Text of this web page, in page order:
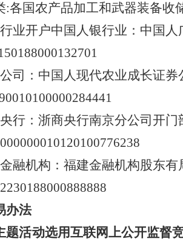
:各国农产品加工和武器装备收
业开户中国人银行业：中国
司：中国人现代农业成长证
行：浙商央行南京分公司开门
融机构：福建金融机构股东
办法
题活动选用互联网上公开监督